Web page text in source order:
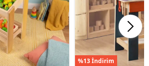
%13 İndirim